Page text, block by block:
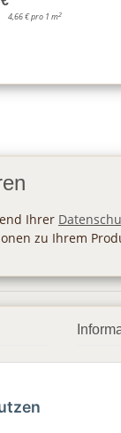
4,66 € pro 1 m2
Ihrer
zu Ihrem